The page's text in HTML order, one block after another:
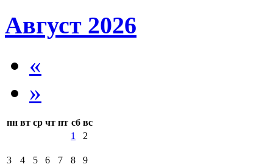
Август 2026
«
»
пн вт ср чт пт сб вс
1
2
3 4 5 6 7 8 9